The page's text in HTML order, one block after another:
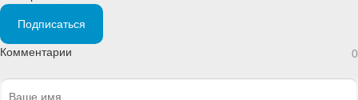
Подписаться
Комментарии 0